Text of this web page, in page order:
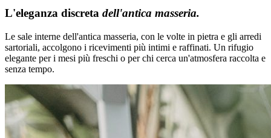
L'eleganza discreta dell'antica masseria.
Le sale interne dell'antica masseria, con le volte in pietra e gli arredi
sartoriali, accolgono i ricevimenti più intimi e raffinati. Un rifugio
elegante per i mesi più freschi o per chi cerca un'atmosfera raccolta e
senza tempo.